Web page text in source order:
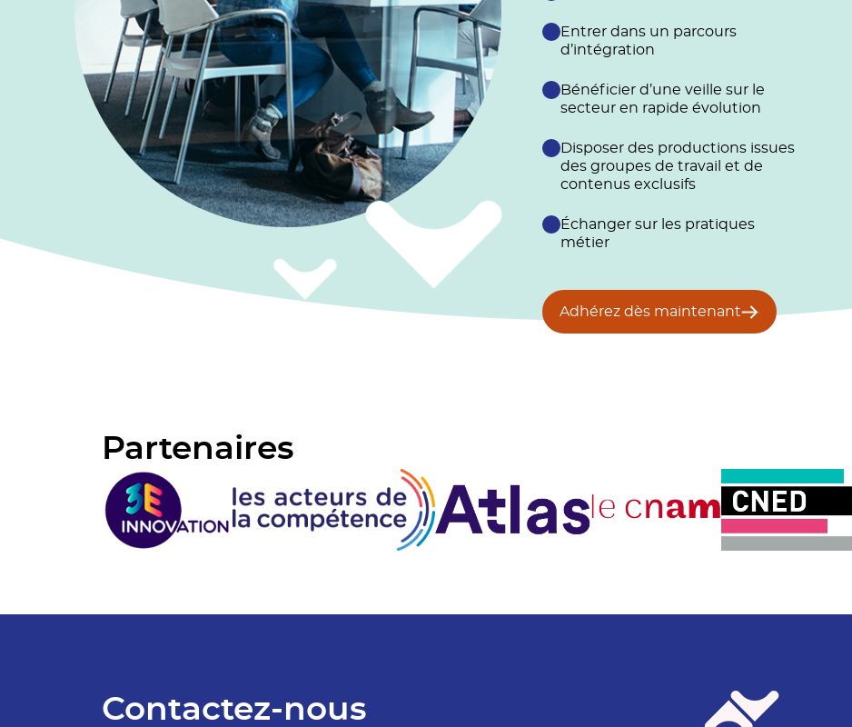
Entrer dans un parcours
d’intégration
Bénéficier d’une veille sur le
secteur en rapide évolution
Disposer des productions issues
des groupes de travail et de
contenus exclusifs
Échanger sur les pratiques
métier
Adhérez dès maintenant
Partenaires
Contactez-nous